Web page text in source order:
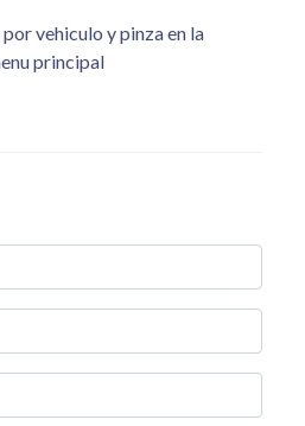
vehiculo y pinza en la
principal